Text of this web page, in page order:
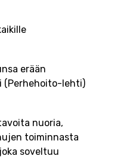
erään
(Perhehoito-lehti)
nuoria,
toiminnasta
soveltuu